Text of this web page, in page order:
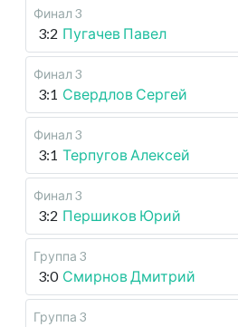
Финал 3
3:2 Пугачев Павел
Финал 3
3:1 Свердлов Сергей
Финал 3
3:1 Терпугов Алексей
Финал 3
3:2 Першиков Юрий
Группа 3
3:0 Смирнов Дмитрий
Группа 3